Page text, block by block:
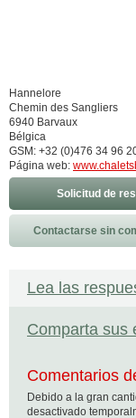
Hannelore
Chemin des Sangliers
6940 Barvaux
Bélgica
GSM: +32 (0)476 34 96
Página web:
Solicitud de
Contactarse sin
Lea las
Comparta sus
Comentarios
Debido a la gran
desactivado